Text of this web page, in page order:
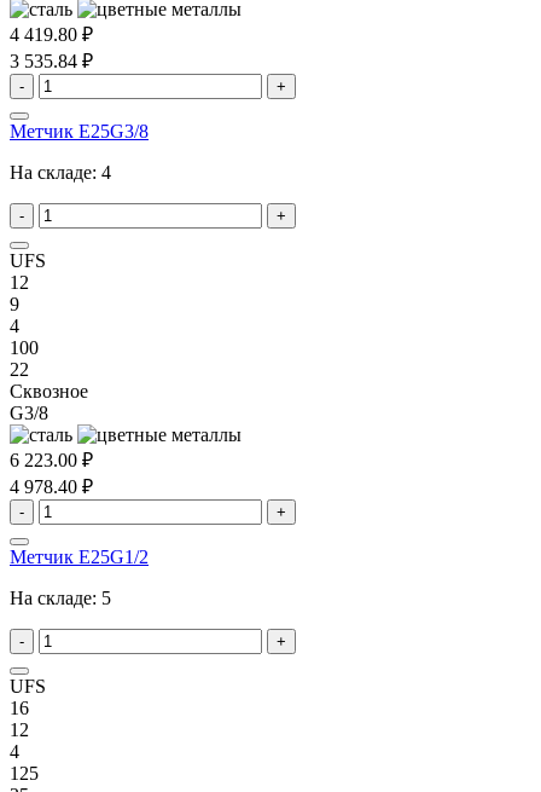
4 419.80 ₽
3 535.84 ₽
- +
Метчик E25G3/8
На складе: 4
- +
UFS
12
9
4
100
22
Сквозное
G3/8
6 223.00 ₽
4 978.40 ₽
- +
Метчик E25G1/2
На складе: 5
- +
UFS
16
12
4
125